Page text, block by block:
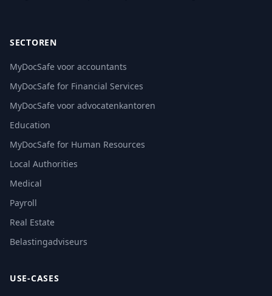
SECTOREN
MyDocSafe voor accountants
MyDocSafe for Financial Services
MyDocSafe voor advocatenkantoren
Education
MyDocSafe for Human Resources
Local Authorities
Medical
Payroll
Real Estate
Belastingadviseurs
USE-CASES